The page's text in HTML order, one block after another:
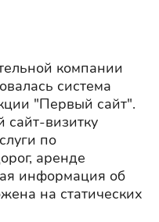
компании
система
"Первый сайт".
сайт-визитку
по
аренде
информация об
на статических